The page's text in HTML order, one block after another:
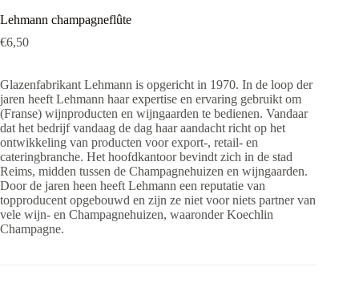
Lehmann champagneflûte
€6,50
Glazenfabrikant Lehmann is opgericht in 1970. In de loop der
jaren heeft Lehmann haar expertise en ervaring gebruikt om
(Franse) wijnproducten en wijngaarden te bedienen. Vandaar
dat het bedrijf vandaag de dag haar aandacht richt op het
ontwikkeling van producten voor export-, retail- en
cateringbranche. Het hoofdkantoor bevindt zich in de stad
Reims, midden tussen de Champagnehuizen en wijngaarden.
Door de jaren heen heeft Lehmann een reputatie van
topproducent opgebouwd en zijn ze niet voor niets partner van
vele wijn- en Champagnehuizen, waaronder Koechlin
Champagne.